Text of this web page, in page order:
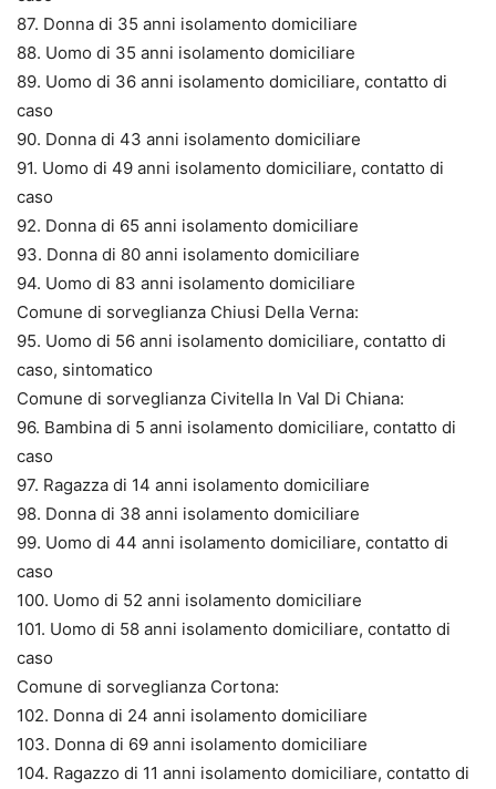
87. Donna di 35 anni isolamento domiciliare
88. Uomo di 35 anni isolamento domiciliare
89. Uomo di 36 anni isolamento domiciliare, contatto di
caso
90. Donna di 43 anni isolamento domiciliare
91. Uomo di 49 anni isolamento domiciliare, contatto di
caso
92. Donna di 65 anni isolamento domiciliare
93. Donna di 80 anni isolamento domiciliare
94. Uomo di 83 anni isolamento domiciliare
Comune di sorveglianza Chiusi Della Verna:
95. Uomo di 56 anni isolamento domiciliare, contatto di
caso, sintomatico
Comune di sorveglianza Civitella In Val Di Chiana:
96. Bambina di 5 anni isolamento domiciliare, contatto di
caso
97. Ragazza di 14 anni isolamento domiciliare
98. Donna di 38 anni isolamento domiciliare
99. Uomo di 44 anni isolamento domiciliare, contatto di
caso
100. Uomo di 52 anni isolamento domiciliare
101. Uomo di 58 anni isolamento domiciliare, contatto di
caso
Comune di sorveglianza Cortona:
102. Donna di 24 anni isolamento domiciliare
103. Donna di 69 anni isolamento domiciliare
104. Ragazzo di 11 anni isolamento domiciliare, contatto di